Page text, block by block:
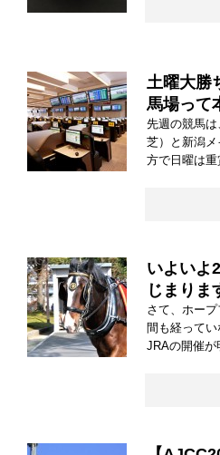
土曜大勝
馬場って
先週の競馬
芝）と新潟
方で日曜は重
いよいよ
じまりま
さて、ホー
間も経って
JRAの開催が